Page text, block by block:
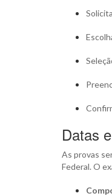
Datas
As provas
Federal. O